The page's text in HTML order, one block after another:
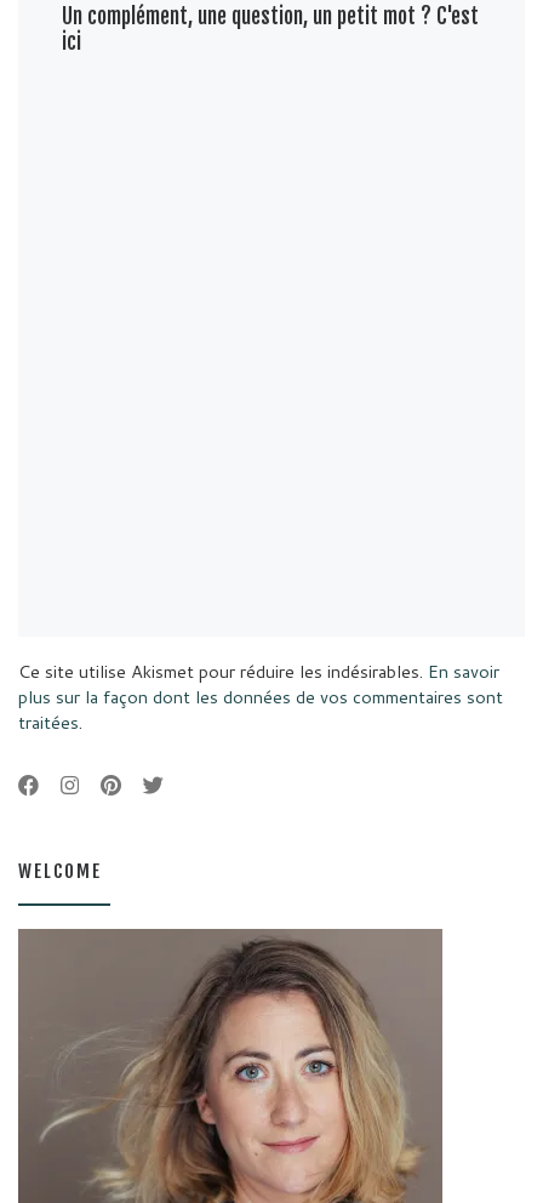
Un complément, une question, un petit mot ? C'est
ici
Ce site utilise Akismet pour réduire les indésirables. En savoir
plus sur la façon dont les données de vos commentaires sont
traitées.
WELCOME